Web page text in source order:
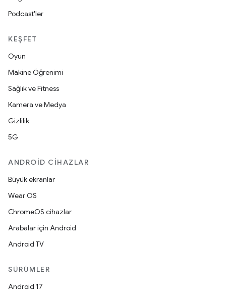
Podcast'ler
KEŞFET
Oyun
Makine Öğrenimi
Sağlık ve Fitness
Kamera ve Medya
Gizlilik
5G
ANDROID CIHAZLAR
Büyük ekranlar
Wear OS
ChromeOS cihazlar
Arabalar için Android
Android TV
SÜRÜMLER
Android 17